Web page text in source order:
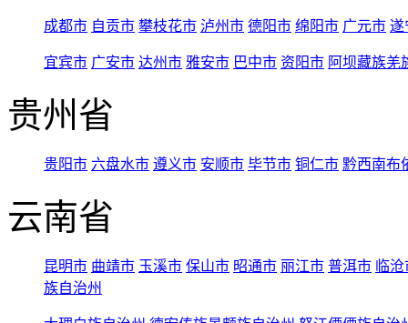
成都市 自贡市 攀枝花市 泸州市 德阳市 绵阳市 广元市 遂
宜宾市 广安市 达州市 雅安市 巴中市 资阳市 阿坝藏族羌
贵州省
贵阳市 六盘水市 遵义市 安顺市 毕节市 铜仁市 黔西南布
云南省
昆明市 曲靖市 玉溪市 保山市 昭通市 丽江市 普洱市 临
族自治州